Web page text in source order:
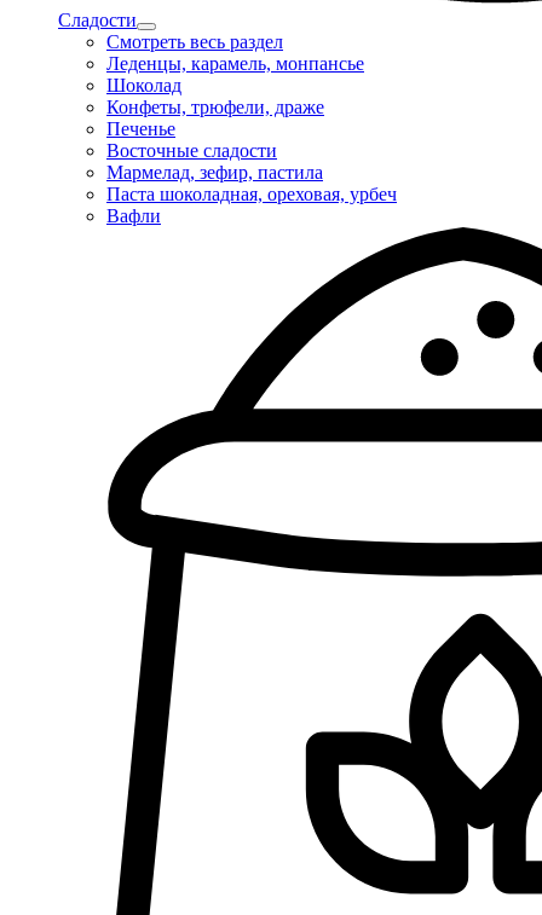
Сладости
Смотреть весь раздел
Леденцы, карамель, монпансье
Шоколад
Конфеты, трюфели, драже
Печенье
Восточные сладости
Мармелад, зефир, пастила
Паста шоколадная, ореховая, урбеч
Вафли